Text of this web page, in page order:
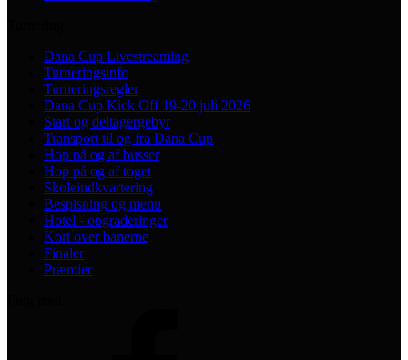
Dana Cup Livestreaming
Turneringsinfo
Turneringsregler
Dana Cup Kick Off 19-20 juli 2026
Start og deltagergebyr
Transport til og fra Dana Cup
Hop på og af busser
Hop på og af toget
Skoleindkvartering
Bespisning og menu
Hotel - opgraderinger
Kort over banerne
Finaler
Præmier